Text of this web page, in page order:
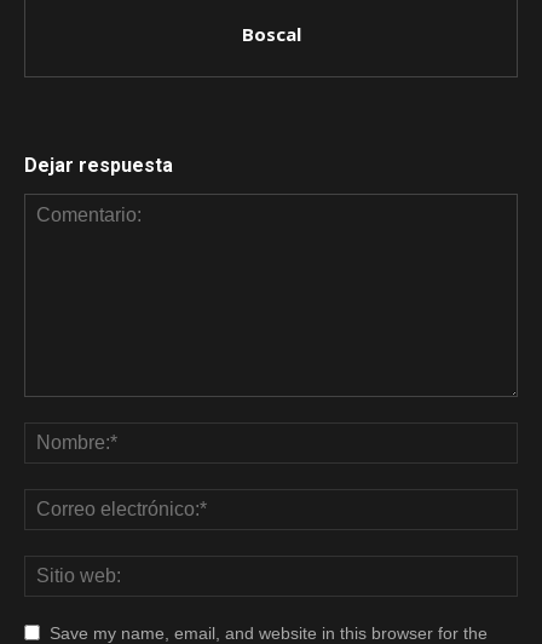
Boscal
Dejar respuesta
Save my name, email, and website in this browser for the